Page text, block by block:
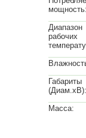
Диапазон
рабочих
Габариты
(Диам.хВ):
Масса: